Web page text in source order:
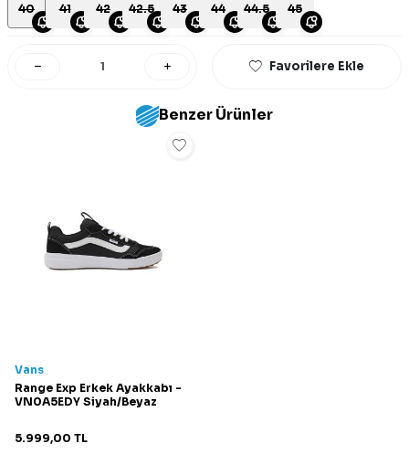
40 41 42 42.5 43 44 44.5 45
Favorilere Ekle
Benzer Ürünler
Vans
Range Exp Erkek Ayakkabı -
VN0A5EDY Siyah/Beyaz
5.999,00 TL